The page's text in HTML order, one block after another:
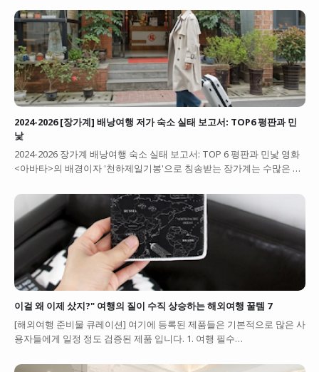
2024-2026 [장가계] 배낭여행 저가 숙소 실태 보고서: TOP6 평판과 민
낯
2024-2026 장가계 배낭여행 숙소 실태 보고서: TOP 6 평판과 민낯 영화
<아바타>의 배경이자 '천하제일기봉'으로 칭송받는 장가계는 수많은 …
이걸 왜 이제 샀지?" 여행의 질이 수직 상승하는 해외여행 꿀템 7
[해외여행 준비물 큐레이션] 여기에 등록된 제품들은 기본적으로 많은 사
용자들에게 일정 정도 검증된 제품 입니다. 1. 여행 필수…